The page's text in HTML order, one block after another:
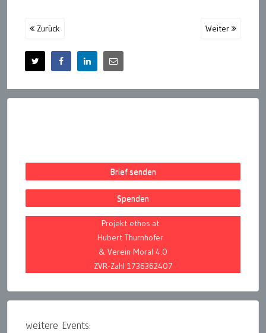
Zurück Weiter
Brief senden
Spenden
Projekt ethos.at
Hubert Thurnhofer
& Verein Moral 4.0
ZVR-Zahl 1736362407
weitere Events: